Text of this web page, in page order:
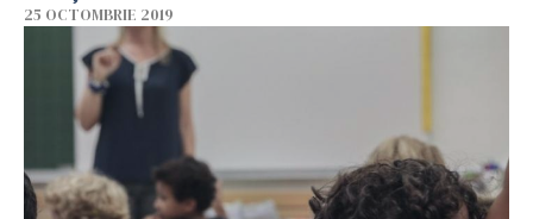
25 OCTOMBRIE 2019